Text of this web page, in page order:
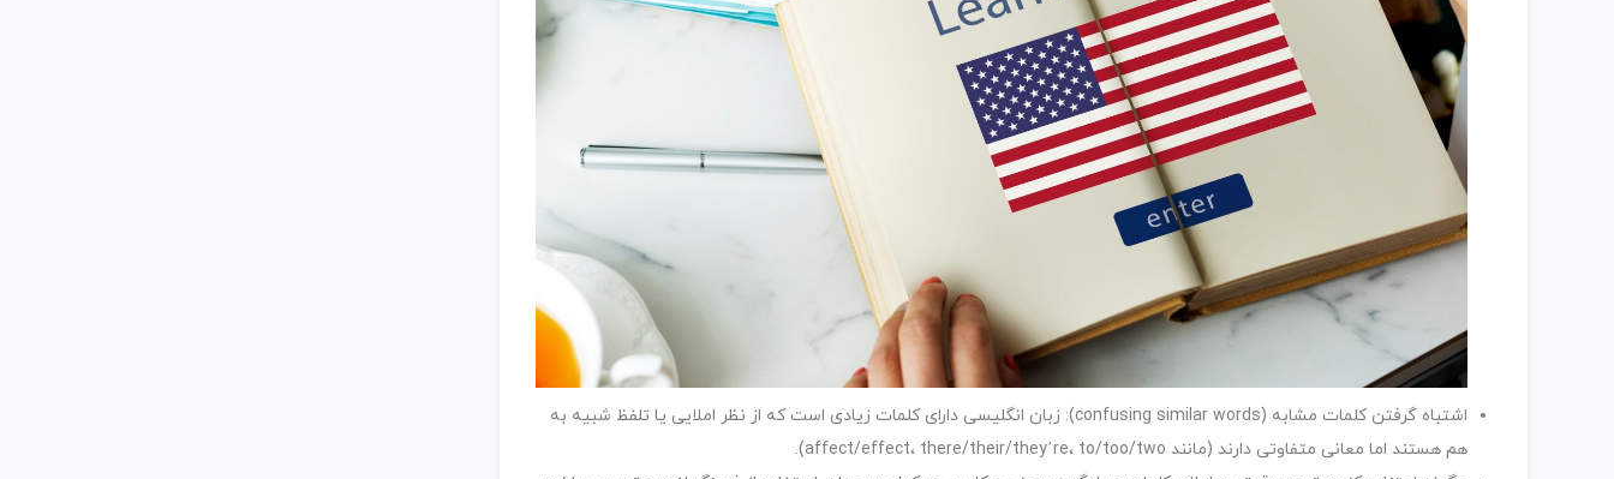
اشتباه گرفتن کلمات مشابه (confusing similar words): زبان انگلیسی دارای کلمات زیادی است که از نظر املایی یا تلفظ شبیه به
هم هستند اما معانی متفاوتی دارند (مانند affect/effect، there/their/they’re، to/too/two).